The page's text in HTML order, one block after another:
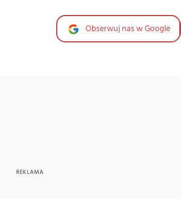
Obserwuj nas w Google